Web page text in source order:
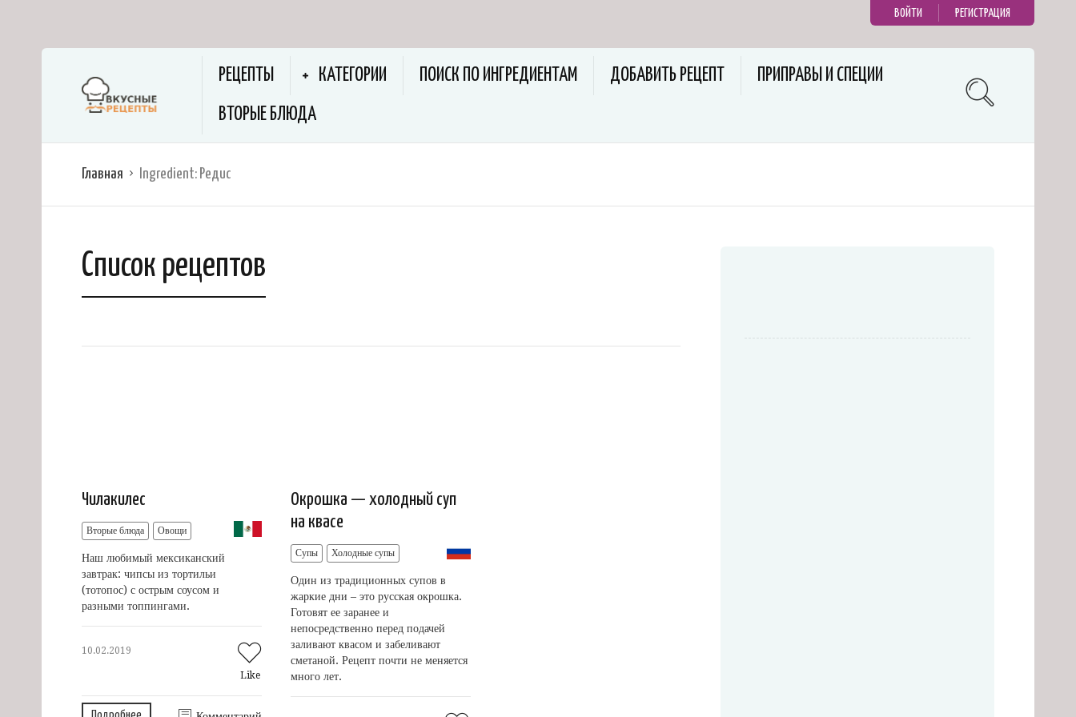
ВОЙТИ РЕГИСТРАЦИЯ
РЕЦЕПТЫ КАТЕГОРИИ ПОИСК ПО ИНГРЕДИЕНТАМ ДОБАВИТЬ РЕЦЕПТ ПРИПРАВЫ И СПЕЦИИ
ВТОРЫЕ БЛЮДА
Главная Ingredient: Редис
Список рецептов
Чилакилес
Вторые блюда Овощи
Наш любимый мексиканский
завтрак: чипсы из тортильи
(тотопос) с острым соусом и
разными топпингами.
10.02.2019
Like
Окрошка — холодный суп
на квасе
Супы Холодные супы
Один из традиционных супов в
жаркие дни – это русская окрошка.
Готовят ее заранее и
непосредственно перед подачей
заливают квасом и забеливают
сметаной. Рецепт почти не меняется
много лет.